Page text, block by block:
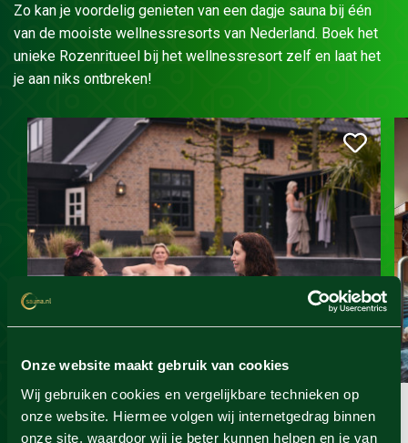
Onze website maakt gebruik van cookies
Wij gebruiken cookies en vergelijkbare technieken op
onze website. Hiermee volgen wij internetgedrag binnen
onze site, waardoor wij je beter kunnen helpen en je van
Zo kan je voordelig genieten van een dagje sauna bij één
van de mooiste wellnessresorts van Nederland. Boek het
unieke Rozenritueel bij het wellnessresort zelf en laat het
je aan niks ontbreken!
Zwaluwhoeve
Sauna wellness special
Geldig t/m 1 oktober 2026